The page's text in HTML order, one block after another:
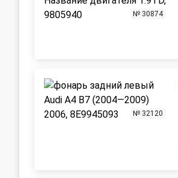
№ 30874
№ 32120